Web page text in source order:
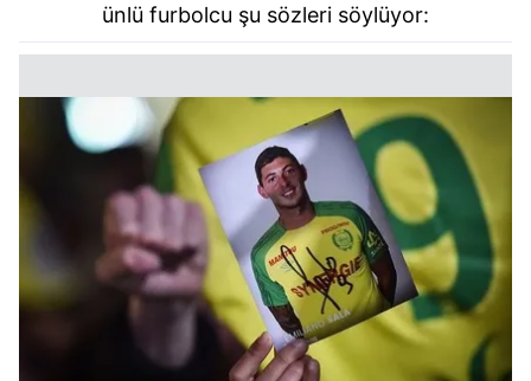
ünlü furbolcu şu sözleri söylüyor: